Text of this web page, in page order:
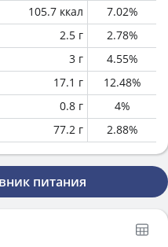
105.7 ккал 7.02%
2.5 г 2.78%
3 г 4.55%
17.1 г 12.48%
0.8 г 4%
77.2 г 2.88%
питания